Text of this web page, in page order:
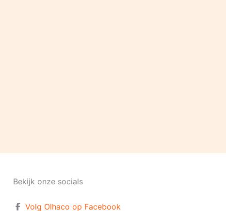
Bekijk onze socials
Volg Olhaco op Facebook